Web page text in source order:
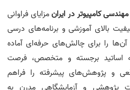
کامپیوتر در ایرانمزایای فراوانی
بالای آموزشی و برنامه‌های درسی
آن‌ها را برای چالش‌های حرفه‌ای آماده
اساتید برجسته و متخصص، فرصت
و پژوهش‌های پیشرفته را فراهم